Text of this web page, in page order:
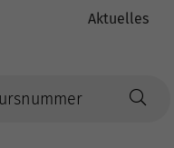
Aktuelles